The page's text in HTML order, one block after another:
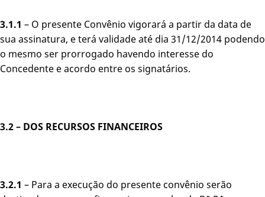
3.1.1 – O presente Convênio vigorará a partir da data de
sua assinatura, e terá validade até dia 31/12/2014 podendo
o mesmo ser prorrogado havendo interesse do
Concedente e acordo entre os signatários.
3.2 – DOS RECURSOS FINANCEIROS
3.2.1 – Para a execução do presente convênio serão